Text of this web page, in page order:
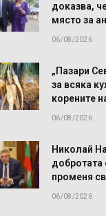
доказва,
място за
06/08/2026
„Пазари
за всяка
корените
06/08/2026
Николай
добротата
променя
06/08/2026